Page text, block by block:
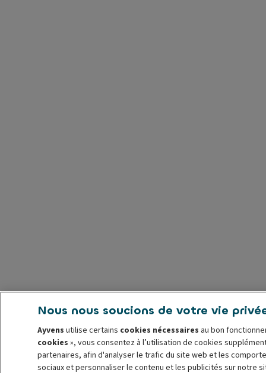
Nous nous soucions de votre vie
Ayvens utilise certains cookies nécessaires au bon
cookies », vous consentez à l’utilisation de cookies
partenaires, afin d'analyser le trafic du site web et les
sociaux et personnaliser le contenu et les publicités sur notre